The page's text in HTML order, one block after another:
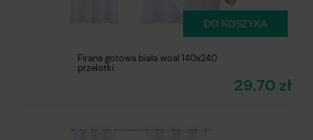
Firana gotowa biała woal 140x240
przelotki
29,70 zł
DO KOSZYKA